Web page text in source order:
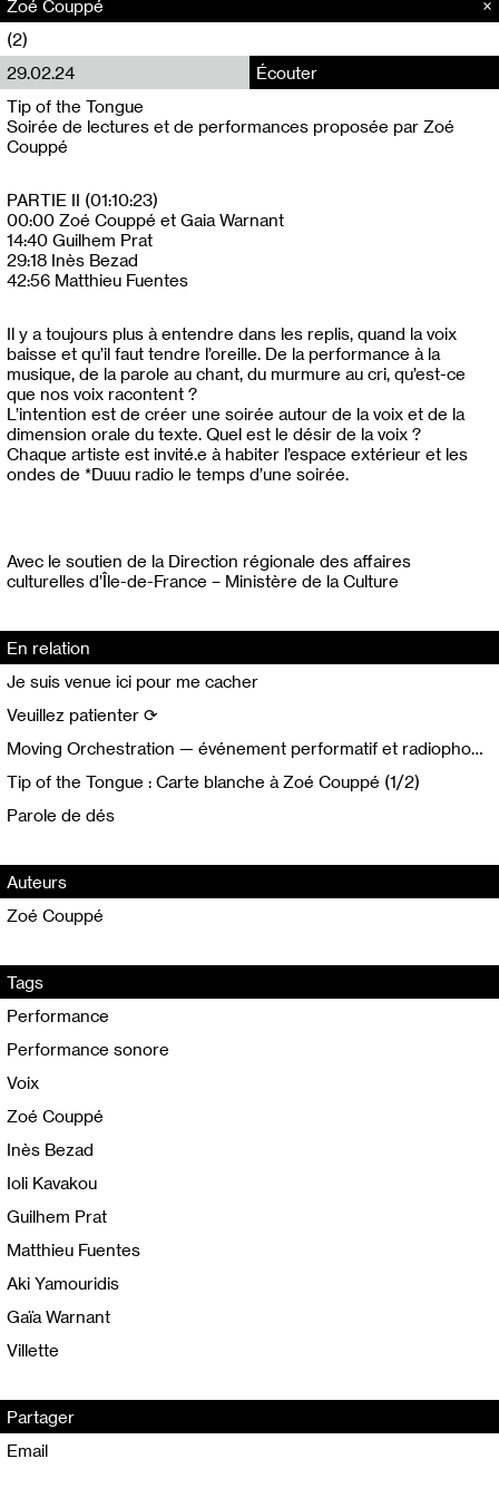
Zoé Couppé
(2)
29.02.24
Écouter
Tip of the Tongue
Soirée de lectures et de performances proposée par Zoé
Couppé
PARTIE II (01:10:23)
00:00 Zoé Couppé et Gaia Warnant
14:40 Guilhem Prat
29:18 Inès Bezad
42:56 Matthieu Fuentes
Il y a toujours plus à entendre dans les replis, quand la voix
baisse et qu’il faut tendre l’oreille. De la performance à la
musique, de la parole au chant, du murmure au cri, qu’est-ce
que nos voix racontent ?
L’intention est de créer une soirée autour de la voix et de la
dimension orale du texte. Quel est le désir de la voix ?
Chaque artiste est invité.e à habiter l’espace extérieur et les
ondes de *Duuu radio le temps d’une soirée.
Avec le soutien de la Direction régionale des affaires
culturelles d’Île-de-France – Ministère de la Culture
En relation
Je suis venue ici pour me cacher
Veuillez patienter ⟳
Moving Orchestration — événement performatif et radiophonique (1/3) Discussion radiophonique
Tip of the Tongue : Carte blanche à Zoé Couppé (1/2)
Parole de dés
Auteurs
Zoé Couppé
Tags
Performance
Performance sonore
Voix
Zoé Couppé
Inès Bezad
Ioli Kavakou
Guilhem Prat
Matthieu Fuentes
Aki Yamouridis
Gaïa Warnant
Villette
Partager
Email